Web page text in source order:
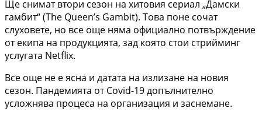
Ще снимат втори сезон на хитовия сериал „Дамски
гамбит“ (The Queen’s Gambit). Това поне сочат
слуховете, но все още няма официално потвърждение
от екипа на продукцията, зад която стои стрийминг
услугата Netflix.
Все още не е ясна и датата на излизане на новия
сезон. Пандемията от Covid-19 допълнително
усложнява процеса на организация и заснемане.